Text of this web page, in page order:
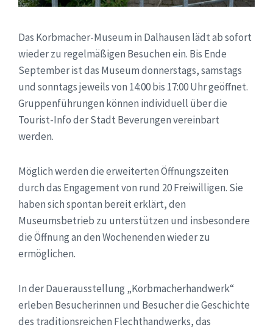
Das Korbmacher-Museum in Dalhausen lädt ab sofort
wieder zu regelmäßigen Besuchen ein. Bis Ende
September ist das Museum donnerstags, samstags
und sonntags jeweils von 14:00 bis 17:00 Uhr geöffnet.
Gruppenführungen können individuell über die
Tourist-Info der Stadt Beverungen vereinbart
werden.
Möglich werden die erweiterten Öffnungszeiten
durch das Engagement von rund 20 Freiwilligen. Sie
haben sich spontan bereit erklärt, den
Museumsbetrieb zu unterstützen und insbesondere
die Öffnung an den Wochenenden wieder zu
ermöglichen.
In der Dauerausstellung „Korbmacherhandwerk“
erleben Besucherinnen und Besucher die Geschichte
des traditionsreichen Flechthandwerks, das